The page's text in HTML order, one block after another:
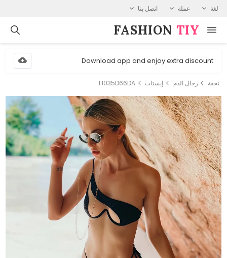
لغة عملة اتصل بنا
FASHION⁠ TIY
Download app and enjoy extra discount
نحفة رجال الدم إيستات T1035D66DA